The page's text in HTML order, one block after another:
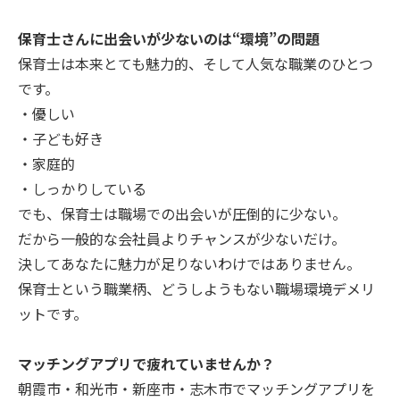
保育士さんに出会いが少ないのは“環境”の問題
保育士は本来とても魅力的、そして人気な職業のひとつ
です。
・優しい
・子ども好き
・家庭的
・しっかりしている
でも、保育士は職場での出会いが圧倒的に少ない。
だから一般的な会社員よりチャンスが少ないだけ。
決してあなたに魅力が足りないわけではありません。
保育士という職業柄、どうしようもない職場環境デメリ
ットです。
マッチングアプリで疲れていませんか？
朝霞市・和光市・新座市・志木市でマッチングアプリを